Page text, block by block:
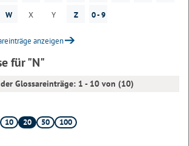
W
X Y Z 0 - 9
anzeigen
für "N"
Glossareinträge: 1 - 10 von (10)
10 20 50 100